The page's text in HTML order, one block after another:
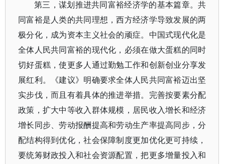
第三，谋划推进共同富裕经济学的基本篇章。共
同富裕是人类的共同理想，西方经济学导致发展的两
极分化，成为资本主义社会的顽症。中国式现代化是
全体人民共同富裕的现代化，必须在做大蛋糕的同时
切好蛋糕，使更多人通过勤勉工作和创新创业分享发
展红利。《建议》明确要求全体人民共同富裕迈出坚
实步伐，而且有着具体的推进举措。完善按要素分配
政策，扩大中等收入群体规模，居民收入增长和经济
增长同步、劳动报酬提高和劳动生产率提高同步，分
配结构得到优化，社会保障制度更加优化更可持续，
要统筹财政投入和社会资源配置，把更多增量投入和